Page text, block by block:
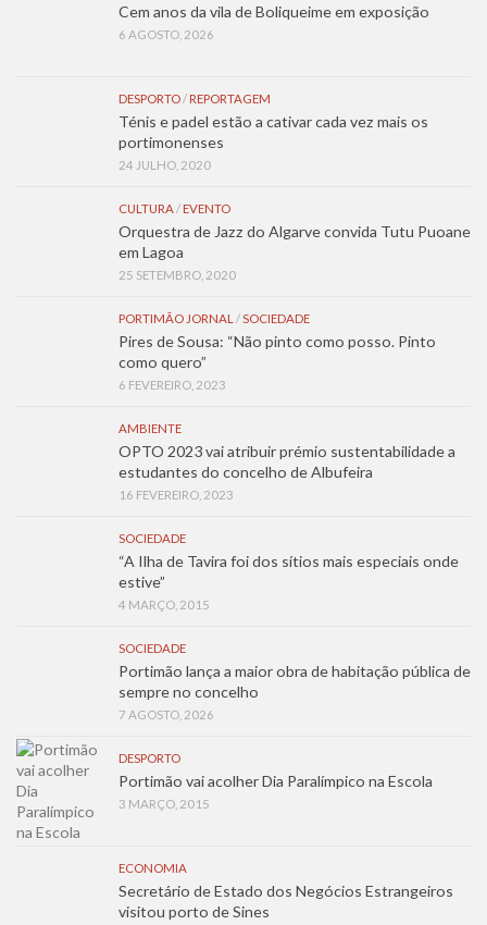
Cem anos da vila de Boliqueime em exposição
6 AGOSTO, 2026
DESPORTO/ REPORTAGEM
Ténis e padel estão a cativar cada vez mais os
portimonenses
24 JULHO, 2020
CULTURA/ EVENTO
Orquestra de Jazz do Algarve convida Tutu Puoane
em Lagoa
25 SETEMBRO, 2020
PORTIMÃO JORNAL /SOCIEDADE
Pires de Sousa: “Não pinto como posso. Pinto
como quero”
6 FEVEREIRO, 2023
AMBIENTE
OPTO 2023 vai atribuir prémio sustentabilidade a
estudantes do concelho de Albufeira
16 FEVEREIRO, 2023
SOCIEDADE
“A Ilha de Tavira foi dos sítios mais especiais onde
estive”
4 MARÇO, 2015
SOCIEDADE
Portimão lança a maior obra de habitação pública de
sempre no concelho
7 AGOSTO, 2026
DESPORTO
Portimão vai acolher Dia Paralímpico na Escola
3 MARÇO, 2015
ECONOMIA
Secretário de Estado dos Negócios Estrangeiros
visitou porto de Sines